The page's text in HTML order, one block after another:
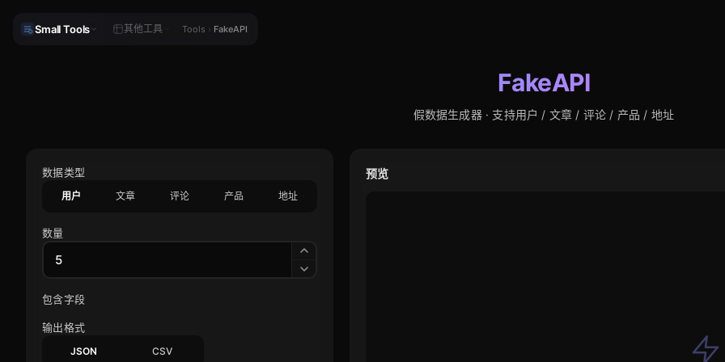
Small Tools 其他工具 Tools › FakeAPI
Small Tools 其他工具 Tools › FakeAPI
FakeAPI
假数据生成器 · 支持用户 / 文章 / 评论 / 产品 / 地址
数据类型
用户 文章 评论 产品 地址
数量
包含字段
输出格式
JSON CSV
预览